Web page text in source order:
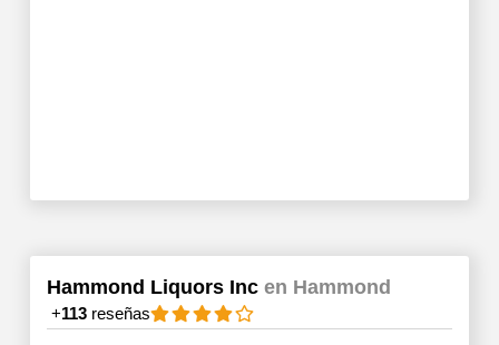
Hammond Liquors Inc en Hammond
+113reseñas